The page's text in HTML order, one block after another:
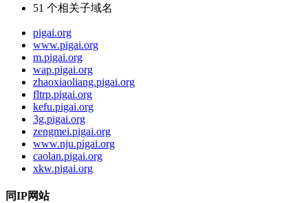
51 个相关子域名
pigai.org
www.pigai.org
m.pigai.org
wap.pigai.org
zhaoxiaoliang.pigai.org
fltrp.pigai.org
kefu.pigai.org
3g.pigai.org
zengmei.pigai.org
www.nju.pigai.org
caolan.pigai.org
xkw.pigai.org
同IP网站